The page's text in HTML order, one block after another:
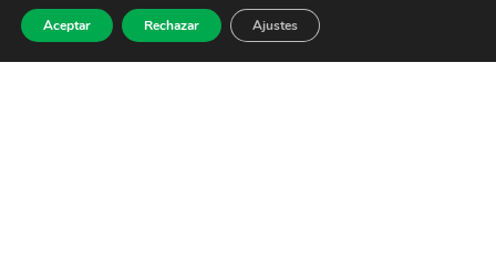
Aceptar Rechazar Ajustes